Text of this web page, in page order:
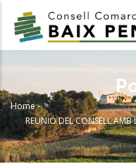
main
Home-
REUNIÓ DEL CONSELL AMB